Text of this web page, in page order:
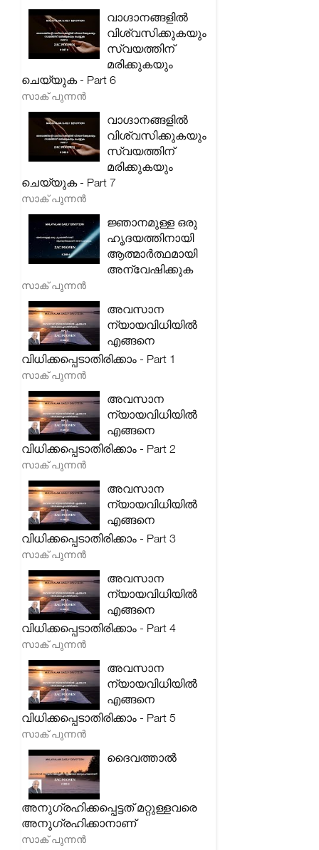
വാഗ്ദാനങ്ങളിൽ
വിശ്വസിക്കുകയും
സ്വയത്തിന്
മരിക്കുകയും
ചെയ്യുക - Part 6
സാക് പുന്നൻ
വാഗ്ദാനങ്ങളിൽ
വിശ്വസിക്കുകയും
സ്വയത്തിന്
മരിക്കുകയും
ചെയ്യുക - Part 7
സാക് പുന്നൻ
ജ്ഞാനമുള്ള ഒരു
ഹൃദയത്തിനായി
ആത്മാർത്ഥമായി
അന്വേഷിക്കുക
സാക് പുന്നൻ
അവസാന
ന്യായവിധിയിൽ
എങ്ങനെ
വിധിക്കപ്പെടാതിരിക്കാം - Part 1
സാക് പുന്നൻ
അവസാന
ന്യായവിധിയിൽ
എങ്ങനെ
വിധിക്കപ്പെടാതിരിക്കാം - Part 2
സാക് പുന്നൻ
അവസാന
ന്യായവിധിയിൽ
എങ്ങനെ
വിധിക്കപ്പെടാതിരിക്കാം - Part 3
സാക് പുന്നൻ
അവസാന
ന്യായവിധിയിൽ
എങ്ങനെ
വിധിക്കപ്പെടാതിരിക്കാം - Part 4
സാക് പുന്നൻ
അവസാന
ന്യായവിധിയിൽ
എങ്ങനെ
വിധിക്കപ്പെടാതിരിക്കാം - Part 5
സാക് പുന്നൻ
ദൈവത്താൽ
അനുഗ്രഹിക്കപ്പെട്ടത് മറ്റുള്ളവരെ
അനുഗ്രഹിക്കാനാണ്
സാക് പുന്നൻ